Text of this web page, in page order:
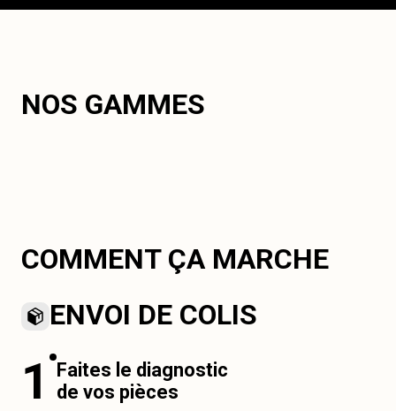
NOS GAMMES
COMMENT ÇA MARCHE
ENVOI DE COLIS
1
Faites le diagnostic
de vos pièces